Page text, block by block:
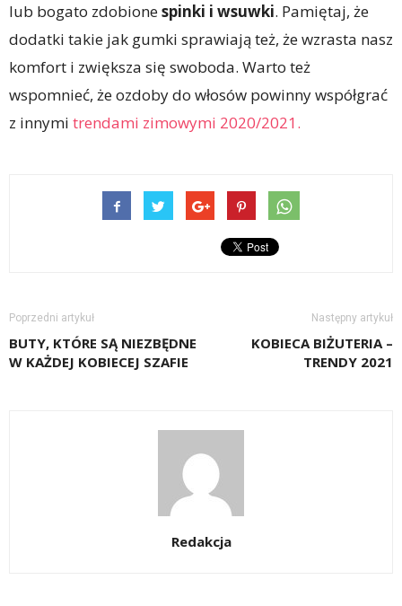
lub bogato zdobionespinki i wsuwki. Pamiętaj, że
dodatki takie jak gumki sprawiają też, że wzrasta nasz
komfort i zwiększa się swoboda. Warto też
wspomnieć, że ozdoby do włosów powinny współgrać
z innymi trendami zimowymi 2020/2021.
Poprzedni artykuł
BUTY, KTÓRE SĄ NIEZBĘDNE
W KAŻDEJ KOBIECEJ SZAFIE
Następny artykuł
KOBIECA BIŻUTERIA –
TRENDY 2021
Redakcja